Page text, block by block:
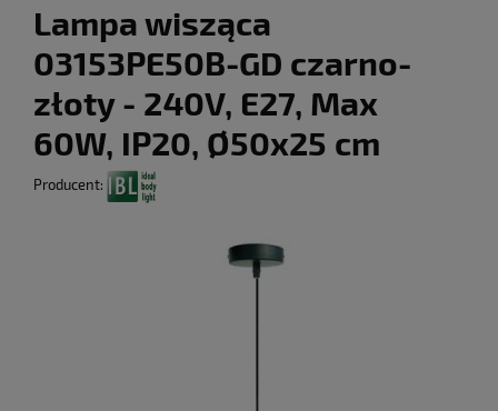
Lampa wisząca
03153PE50B-GD czarno-
złoty - 240V, E27, Max
60W, IP20, Ø50x25 cm
Producent: